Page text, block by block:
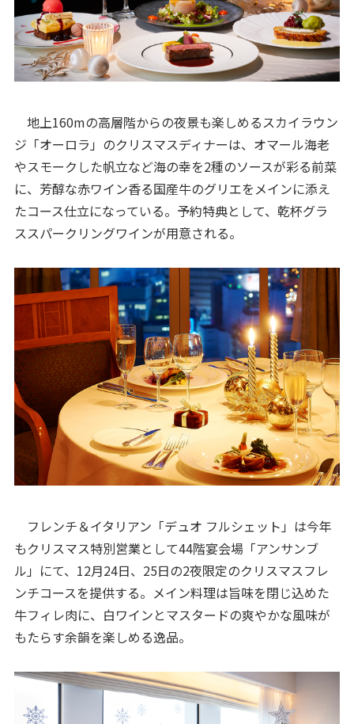
地上160mの高層階からの夜景も楽しめるスカイラウン
ジ「オーロラ」のクリスマスディナーは、オマール海老
やスモークした帆立など海の幸を2種のソースが彩る前菜
に、芳醇な赤ワイン香る国産牛のグリエをメインに添え
たコース仕立になっている。予約特典として、乾杯グラ
ススパークリングワインが用意される。
フレンチ＆イタリアン「デュオ フルシェット」は今年
もクリスマス特別営業として44階宴会場「アンサンブ
ル」にて、12月24日、25日の2夜限定のクリスマスフレ
ンチコースを提供する。メイン料理は旨味を閉じ込めた
牛フィレ肉に、白ワインとマスタードの爽やかな風味が
もたらす余韻を楽しめる逸品。